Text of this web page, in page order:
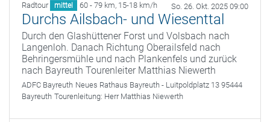
Radtour mittel 60 - 79 km, 15-18 km/h So. 26. Okt. 2025 09:00
Durchs Ailsbach- und Wiesenttal
Durch den Glashüttener Forst und Volsbach nach
Langenloh. Danach Richtung Oberailsfeld nach
Behringersmühle und nach Plankenfels und zurück
nach Bayreuth Tourenleiter Matthias Niewerth
ADFC Bayreuth Neues Rathaus Bayreuth - Luitpoldplatz 13 95444
Bayreuth Tourenleitung: Herr Matthias Niewerth